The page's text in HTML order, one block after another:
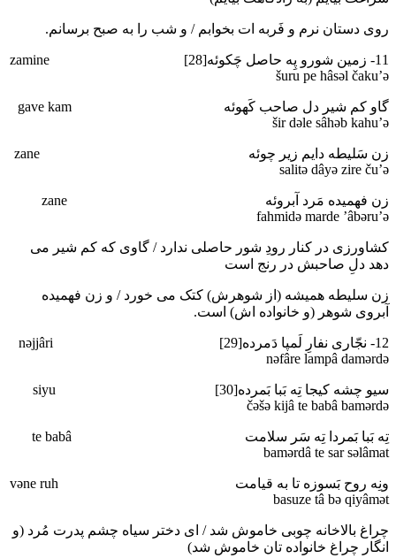
روی دستان نرم و فَربه ات بخوابم / و شب را به صبح برسانم.
11- زمین شورو پِه حاصل چَکوئه[28] zamine
šuru pe hâsәl čaku’ә
گاو کم شیر دل صاحب کَهوئه gave kam
šir dәle sâhәb kahu’ә
زن سَلیطه دایم زیر چوئه zane
salitә dâyә zire ču’ә
زن فهمیده مَرد آبروئه zane
fahmidә marde ’âbәru’ә
کشاورزی در کنار رودِ شور حاصلی ندارد / گاوی که کم شیر می
دهد دلِ صاحبش در رنج است
زن سلیطه همیشه (از شوهرش) کتک می خورد / و زن فهمیده
آبروی شوهر (و خانواده اش) است.
12- نجّاری نفارِ لَمپا دَمرده[29] nәjjâri
nәfâre lampâ damәrdә
سیو چشه کیجا تِه بَبا بَمرده[30] siyu
čәšә kijâ te babâ bamәrdә
تِه بَبا بَمردا تِه سَر سلامت te babâ
bamәrdâ te sar sәlâmat
ونِه روح بَسوزه تا به قیامت vәne ruh
basuze tâ bә qiyâmәt
چراغ بالاخانه چوبی خاموش شد / ای دختر سیاه چشم پدرت مُرد (و
انگار چراغ خانواده تان خاموش شد)